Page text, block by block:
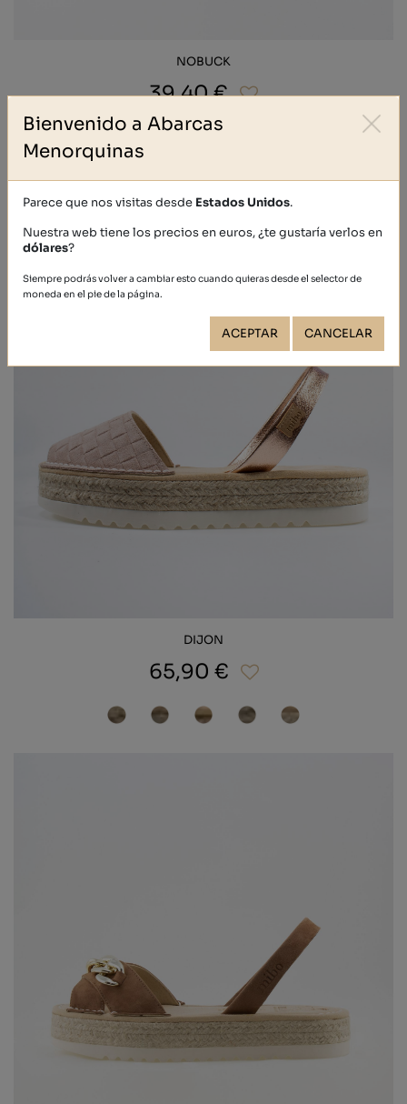
NOBUCK
39,40 €
DIJON
65,90 €
Bienvenido a Abarcas
Menorquinas
Parece que nos visitas desde Estados Unidos.
Nuestra web tiene los precios en euros, ¿te gustaría verlos en
dólares?
Siempre podrás volver a cambiar esto cuando quieras desde el selector de
moneda en el pie de la página.
ACEPTAR CANCELAR